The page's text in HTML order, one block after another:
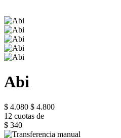
Abi
$ 4.080 $ 4.800
12 cuotas de
$ 340